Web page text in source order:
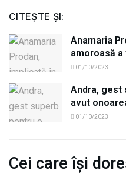
CITEȘTE ȘI:
Anamaria
amoroasă
01/10/2023
Andra, gest
avut
01/10/2023
Cei care își